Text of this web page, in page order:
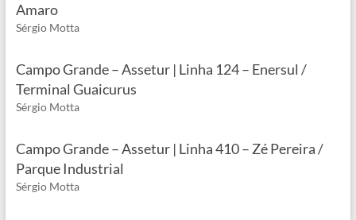
Amaro
Sérgio Motta
Campo Grande – Assetur | Linha 124 – Enersul /
Terminal Guaicurus
Sérgio Motta
Campo Grande – Assetur | Linha 410 – Zé Pereira /
Parque Industrial
Sérgio Motta